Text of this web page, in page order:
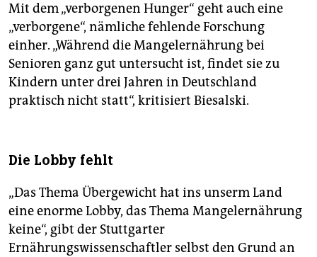
Mit dem „verborgenen Hunger“ geht auch eine
„verborgene“, nämliche fehlende Forschung
einher. „Während die Mangelernährung bei
Senioren ganz gut untersucht ist, findet sie zu
Kindern unter drei Jahren in Deutschland
praktisch nicht statt“, kritisiert Biesalski.
Die Lobby fehlt
„Das Thema Übergewicht hat ins unserm Land
eine enorme Lobby, das Thema Mangelernährung
keine“, gibt der Stuttgarter
Ernährungswissenschaftler selbst den Grund an